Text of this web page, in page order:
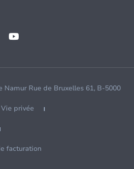
Namur Rue de Bruxelles 61, B-5000
Vie privée
facturation